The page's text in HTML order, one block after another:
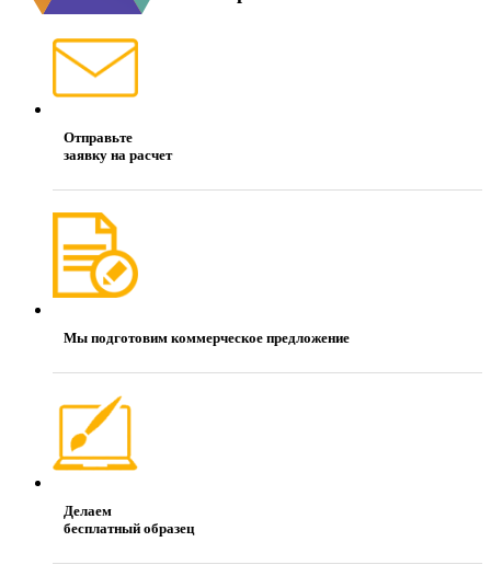
Отправьте
заявку на расчет
Мы подготовим коммерческое предложение
Делаем
бесплатный образец